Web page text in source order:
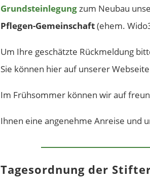
Grundsteinlegungzum Neubau
Pflegen-Gemeinschaft(ehem.
Um Ihre geschätzte Rückmeldung
Sie können hier auf unserer
Im Frühsommer können wir auf
Ihnen eine angenehme Anreise und
Tagesordnung der